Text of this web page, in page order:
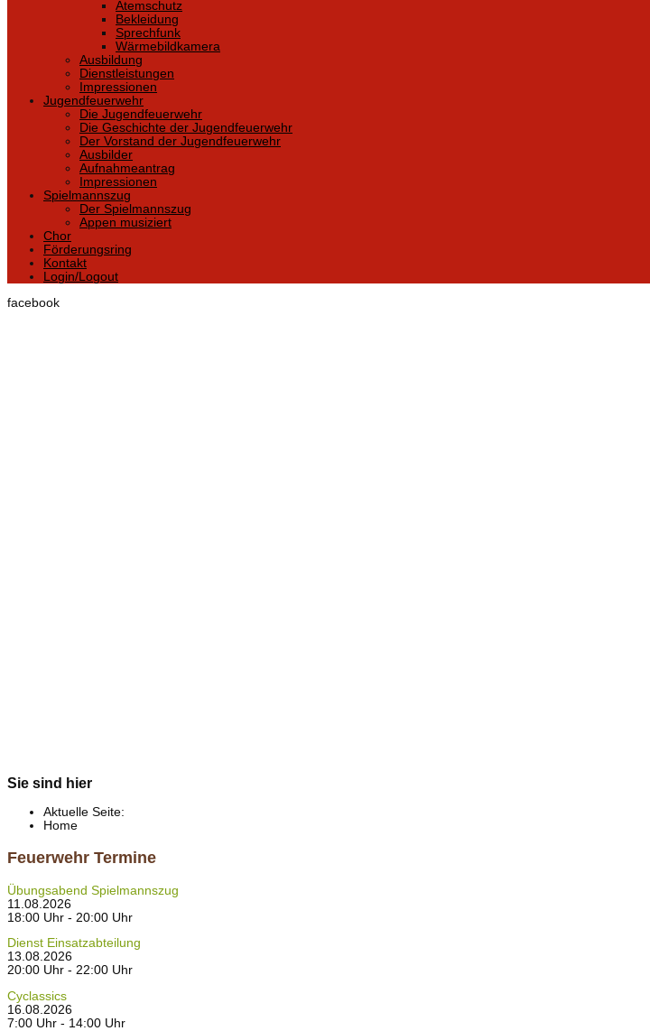
Atemschutz
Bekleidung
Sprechfunk
Wärmebildkamera
Ausbildung
Dienstleistungen
Impressionen
Jugendfeuerwehr
Die Jugendfeuerwehr
Die Geschichte der Jugendfeuerwehr
Der Vorstand der Jugendfeuerwehr
Ausbilder
Aufnahmeantrag
Impressionen
Spielmannszug
Der Spielmannszug
Appen musiziert
Chor
Förderungsring
Kontakt
Login/Logout
facebook
Sie sind hier
Aktuelle Seite:
Home
Feuerwehr Termine
Übungsabend Spielmannszug
11.08.2026
18:00 Uhr - 20:00 Uhr
Dienst Einsatzabteilung
13.08.2026
20:00 Uhr - 22:00 Uhr
Cyclassics
16.08.2026
7:00 Uhr - 14:00 Uhr